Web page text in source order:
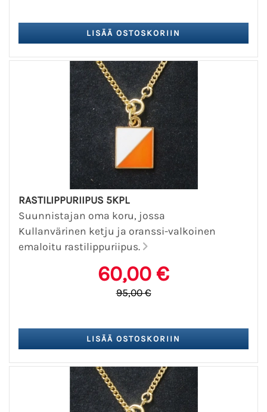
RASTILIPPURIIPUS 5KPL
Suunnistajan oma koru, jossa
Kullanvärinen ketju ja oranssi-valkoinen
emaloitu rastilippuriipus.
60,00 €
95,00 €